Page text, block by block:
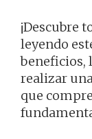
¡Descubre
leyendo
beneficios,
realizar
que